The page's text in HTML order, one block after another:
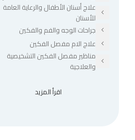
علاج أسنان الأطفال والرعاية العامة
للأسنان
جراحات الوجه والفم والفكين
علاج الام مفصل الفكين
مناظير مفصل الفكين التشخيصية
والعلاجية
اقرأ المزيد